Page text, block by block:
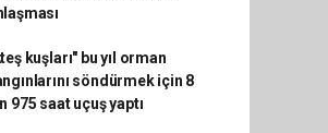
kuşları" bu yıl orman
söndürmek için 8
975 saat uçuş yaptı